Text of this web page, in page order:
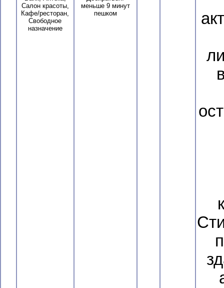
Салон красоты,
Кафе/ресторан,
Свободное
назначение
меньше 9 минут
пешком